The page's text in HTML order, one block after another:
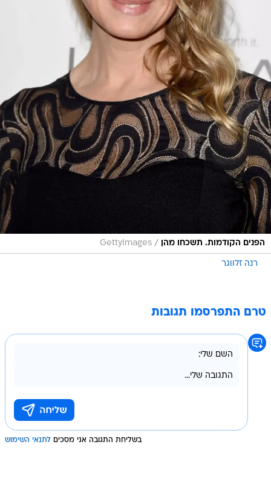
הפנים הקודמות. תשכחו מהן /
GettyImages
רנה זלווגר
טרם התפרסמו תגובות
בשליחת התגובה אני מסכים לתנאי השימוש